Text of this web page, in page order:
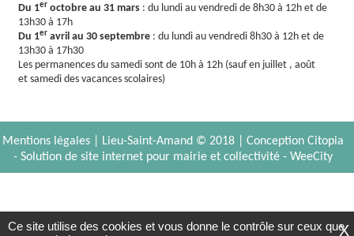
Du 1er octobre au 31 mars : du lundi au vendredi de 8h30 à 12h et de
13h30 à 17h
Du 1er avril au 30 septembre : du lundi au vendredi 8h30 à 12h et de
13h30 à 17h30
Les permanences du samedi sont de 10h à 12h (sauf en juillet , août
et samedi des vacances scolaires)
Mentions légales | Lieu-Saint-Amand © 2018 | Conception Citopia
- Solution de site internet pour mairie et collectivité - WeeCity
X
Ce site utilise des cookies et vous donne le contrôle sur ceux que